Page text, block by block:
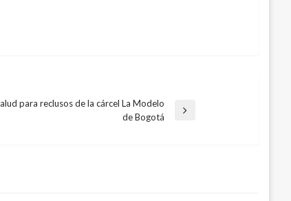
para reclusos de la cárcel La Modelo
de Bogotá